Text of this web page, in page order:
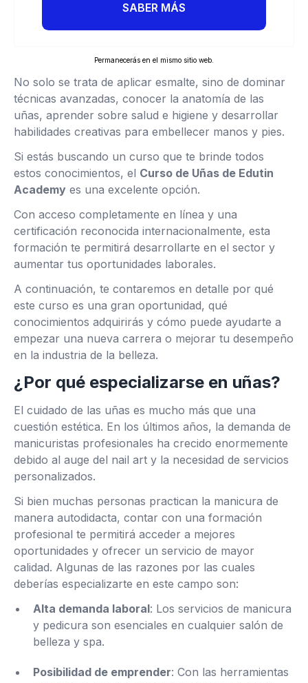
SABER MÁS
Permanecerás en el mismo sitio web.
No solo se trata de aplicar esmalte, sino de dominar
técnicas avanzadas, conocer la anatomía de las
uñas, aprender sobre salud e higiene y desarrollar
habilidades creativas para embellecer manos y pies.
Si estás buscando un curso que te brinde todos
estos conocimientos, el Curso de Uñas de Edutin
Academy es una excelente opción.
Con acceso completamente en línea y una
certificación reconocida internacionalmente, esta
formación te permitirá desarrollarte en el sector y
aumentar tus oportunidades laborales.
A continuación, te contaremos en detalle por qué
este curso es una gran oportunidad, qué
conocimientos adquirirás y cómo puede ayudarte a
empezar una nueva carrera o mejorar tu desempeño
en la industria de la belleza.
¿Por qué especializarse en uñas?
El cuidado de las uñas es mucho más que una
cuestión estética. En los últimos años, la demanda de
manicuristas profesionales ha crecido enormemente
debido al auge del nail art y la necesidad de servicios
personalizados.
Si bien muchas personas practican la manicura de
manera autodidacta, contar con una formación
profesional te permitirá acceder a mejores
oportunidades y ofrecer un servicio de mayor
calidad. Algunas de las razones por las cuales
deberías especializarte en este campo son:
Alta demanda laboral: Los servicios de manicura
y pedicura son esenciales en cualquier salón de
belleza y spa.
Posibilidad de emprender: Con las herramientas